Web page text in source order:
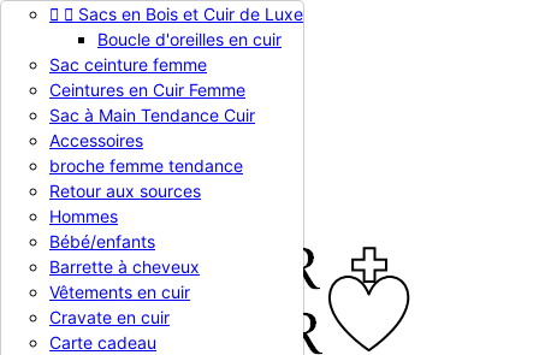
Appelez-nous :0786510612
EUR € 
EUR €
RUB RUB
Connexion
shopping_cart Panier (0)
  Sacs en Bois et Cuir de Luxe
Boucle d'oreilles en cuir
Sac ceinture femme
Ceintures en Cuir Femme
Sac à Main Tendance Cuir
Accessoires
broche femme tendance
Retour aux sources
Hommes
Bébé/enfants
Barrette à cheveux
Vêtements en cuir
Cravate en cuir
Carte cadeau